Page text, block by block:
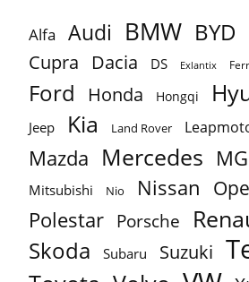
Alfa Audi BMW BYD
Cupra Dacia DS Exlantix
Ford Honda Hongqi
Jeep Kia Land Rover
Mazda Mercedes MG
Mitsubishi Nio Nissan
Polestar Porsche
Skoda Subaru Suzuki